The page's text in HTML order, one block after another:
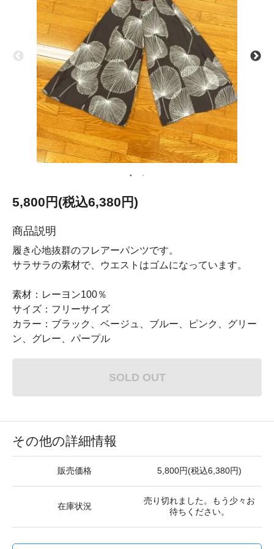
5,800円(税込6,380円)
商品説明
履き心地抜群のフレアーパンツです。
サラサラの素材で、ウエストはゴムになっています。
素材：レーヨン100％
サイズ：フリーサイズ
カラー：ブラック、ベージュ、ブルー、ピンク、グリー
ン、グレー、パープル
SOLD OUT
その他の詳細情報
販売価格 5,800円(税込6,380円)
在庫状況
売り切れました。もう少々お
待ちください。